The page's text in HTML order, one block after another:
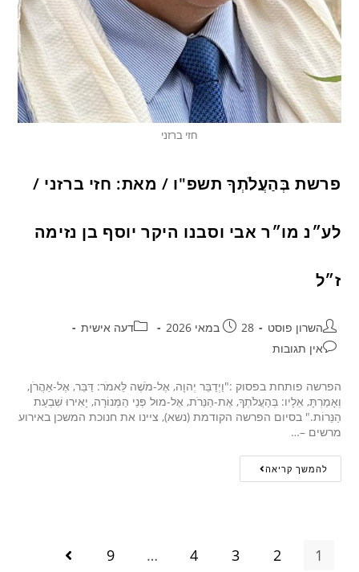
חזי ברזני
פרשת בְּהַעֲלֹתְךָ תשפ"ו / מאת: חזי ברזני /
לע״נ מו״ר אבי וסבנו היקר יוסף בן נזימה
ז״ל
השרון פוסט 28 במאי 2026
דעה אישית
אין תגובות
הפרשה פותחת בפסוק :"וַיְדַבֵּר יְהוָה, אֶל-מֹשֶׁה לֵּאמֹר: דַּבֵּר, אֶל-אַהֲרֹן,
וְאָמַרְתָּ, אֵלָיו: בְּהַעֲלֹתְךָ, אֶת-הַנֵּרֹת, אֶל-מוּל פְּנֵי הַמְּנוֹרָה, יָאִירוּ שִׁבְעַת
הַנֵּרוֹת." בסיום הפרשה הקודמת (נשא), ציינו את חנוכת המשכן באירוע
מרשים –…
להמשך קריאה
1
2
3
4
…
9